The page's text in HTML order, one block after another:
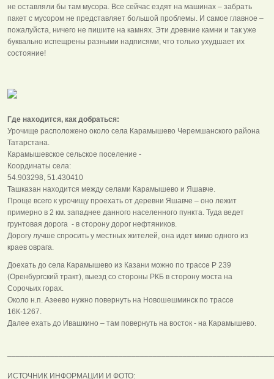
не оставляли бы там мусора. Все сейчас ездят на машинах – забрать
пакет с мусором не представляет большой проблемы. И самое главное –
пожалуйста, ничего не пишите на камнях. Эти древние камни и так уже
буквально испещрены разными надписями, что только ухудшает их
состояние!
Где находится, как добраться:
Урочище расположено около села Карамышево Черемшанского района
Татарстана.
Карамышевское сельское поселение -
Координаты села:
54.903298, 51.430410
Ташказан находится между селами Карамышево и Яшавче.
Проще всего к урочищу проехать от деревни Яшавче – оно лежит
примерно в 2 км. западнее данного населенного пункта. Туда ведет
грунтовая дорога - в сторону дорог нефтяников.
Дорогу лучше спросить у местных жителей, она идет мимо одного из
краев оврага.
Доехать до села Карамышево из Казани можно по трассе Р 239
(Оренбургский тракт), выезд со стороны РКБ в сторону моста на
Сорочьих горах.
Около н.п. Азеево нужно повернуть на Новошешминск по трассе
16К-1267.
Далее ехать до Ивашкино – там повернуть на восток - на Карамышево.
ИСТОЧНИК ИНФОРМАЦИИ И ФОТО: